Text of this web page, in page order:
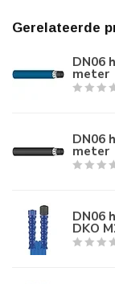
Gerelateerde
DN06
meter
DN06
meter
DN06
DKO